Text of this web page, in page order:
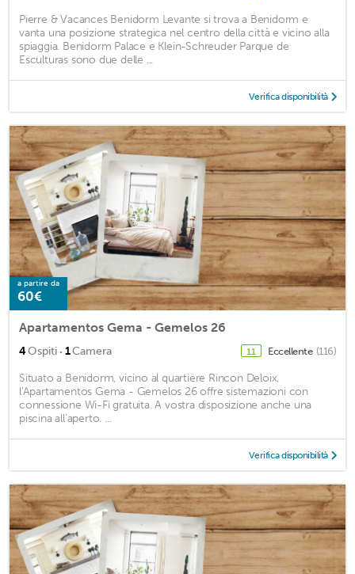
Pierre & Vacances Benidorm Levante si trova a Benidorm e
vanta una posizione strategica nel centro della città e vicino alla
spiaggia. Benidorm Palace e Klein-Schreuder Parque de
Esculturas sono due delle ...
Verifica disponibilità
a partire da
60€
Apartamentos Gema - Gemelos 26
4Ospiti · 1Camera 11 Eccellente (116)
Situato a Benidorm, vicino al quartiere Rincon Deloix,
l'Apartamentos Gema - Gemelos 26 offre sistemazioni con
connessione Wi-Fi gratuita. A vostra disposizione anche una
piscina all'aperto. ...
Verifica disponibilità